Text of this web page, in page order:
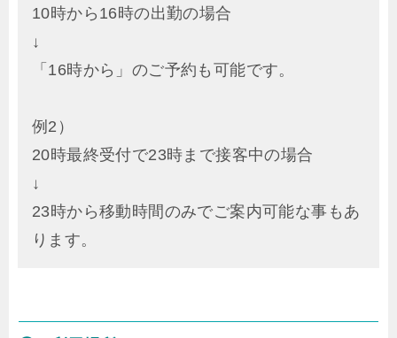
10時から16時の出勤の場合
↓
「16時から」のご予約も可能です。
例2）
20時最終受付で23時まで接客中の場合
↓
23時から移動時間のみでご案内可能な事もあ
ります。